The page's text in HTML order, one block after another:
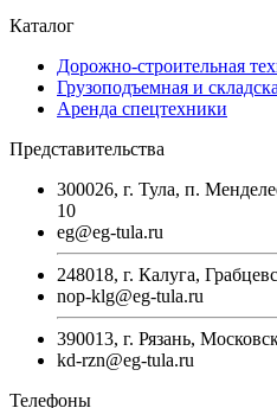
Каталог
Дорожно-строительная
Грузоподъемная и
Аренда спецтехники
Представительства
300026, г. Тула, п.
10
eg@eg-tula.ru
248018, г. Калуга,
nop-klg@eg-tula.ru
390013, г. Рязань,
kd-rzn@eg-tula.ru
Телефоны